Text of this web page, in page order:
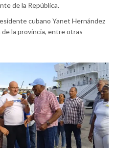
de la República.
cubano Yanet Hernández
de la provincia, entre otras